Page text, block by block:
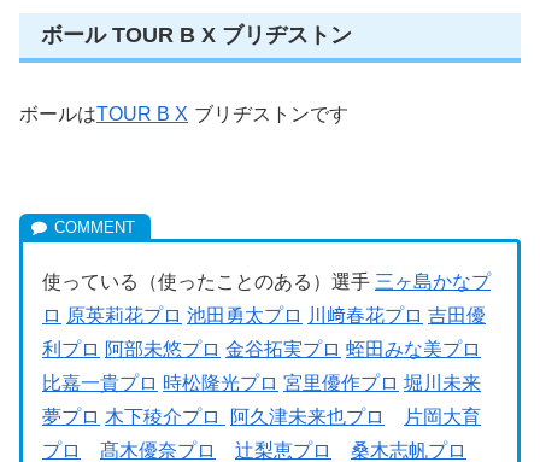
ボール TOUR B X ブリヂストン
ボールはTOUR B X ブリヂストンです
使っている（使ったことのある）選手 三ヶ島かなプ
ロ 原英莉花プロ 池田勇太プロ 川﨑春花プロ 吉田優
利プロ 阿部未悠プロ 金谷拓実プロ 蛭田みな美プロ
比嘉一貴プロ 時松隆光プロ 宮里優作プロ 堀川未来
夢プロ 木下稜介プロ 阿久津未来也プロ
片岡大育
プロ
髙木優奈プロ 辻梨恵プロ
桑木志帆プロ